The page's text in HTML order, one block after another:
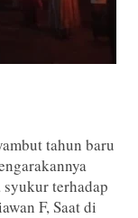
tahun baru
terhadap
F, Saat di